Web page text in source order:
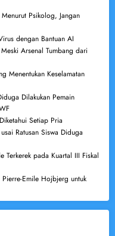
Psikolog, Jangan
dengan Bantuan AI
Arsenal Tumbang dari
Menentukan Keselamatan
Dilakukan Pemain
Setiap Pria
Ratusan Siswa Diduga
Terkerek pada Kuartal III Fiskal
Emile Hojbjerg untuk